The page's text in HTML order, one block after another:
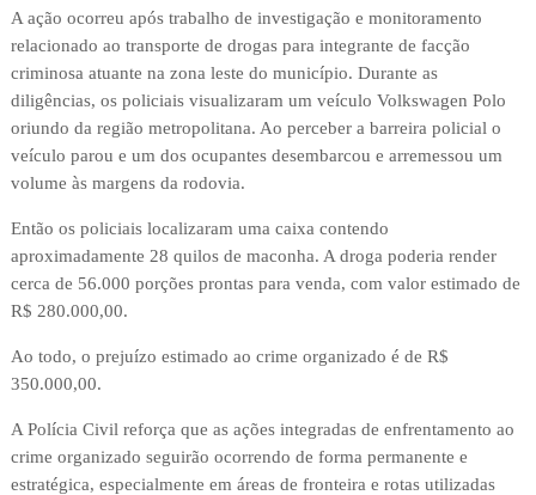
A ação ocorreu após trabalho de investigação e monitoramento
relacionado ao transporte de drogas para integrante de facção
criminosa atuante na zona leste do município. Durante as
diligências, os policiais visualizaram um veículo Volkswagen Polo
oriundo da região metropolitana. Ao perceber a barreira policial o
veículo parou e um dos ocupantes desembarcou e arremessou um
volume às margens da rodovia.
Então os policiais localizaram uma caixa contendo
aproximadamente 28 quilos de maconha. A droga poderia render
cerca de 56.000 porções prontas para venda, com valor estimado de
R$ 280.000,00.
Ao todo, o prejuízo estimado ao crime organizado é de R$
350.000,00.
A Polícia Civil reforça que as ações integradas de enfrentamento ao
crime organizado seguirão ocorrendo de forma permanente e
estratégica, especialmente em áreas de fronteira e rotas utilizadas